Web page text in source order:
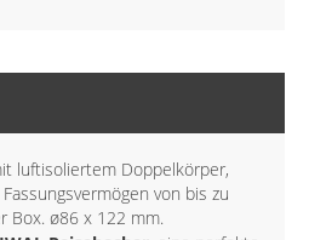
luftisoliertem Doppelkörper,
von bis zu
Box. ø86 x 122 mm.